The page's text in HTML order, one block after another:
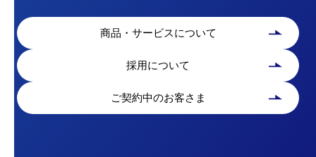
商品・サービスについて
採用について
ご契約中のお客さま